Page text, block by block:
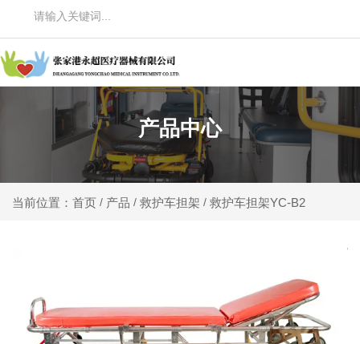
产品中心
当前位置：首页 / 产品 / 救护车担架 / 救护车担架YC-B2